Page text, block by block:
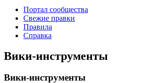
Портал сообщества
Свежие правки
Правила
Справка
Вики-инструменты
Вики-инструменты